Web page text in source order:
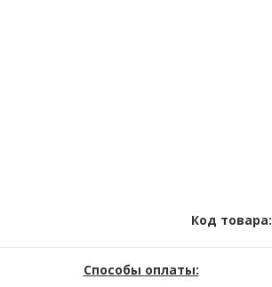
Код товара:
Способы оплаты: